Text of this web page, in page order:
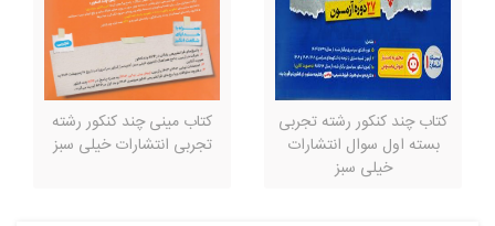
کتاب چند کنکور رشته تجربی
بسته اول سوال انتشارات
خیلی سبز
کتاب مینی چند کنکور رشته
تجربی انتشارات خیلی سبز